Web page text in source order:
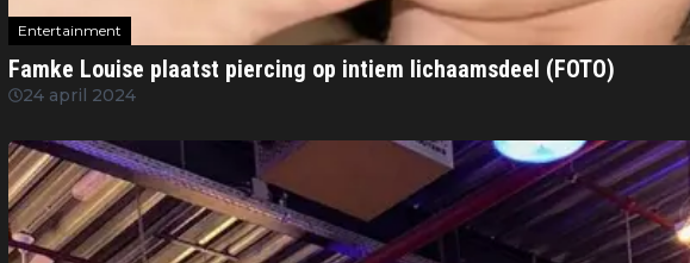
Entertainment
Famke Louise plaatst piercing op intiem lichaamsdeel (FOTO)
24 april 2024